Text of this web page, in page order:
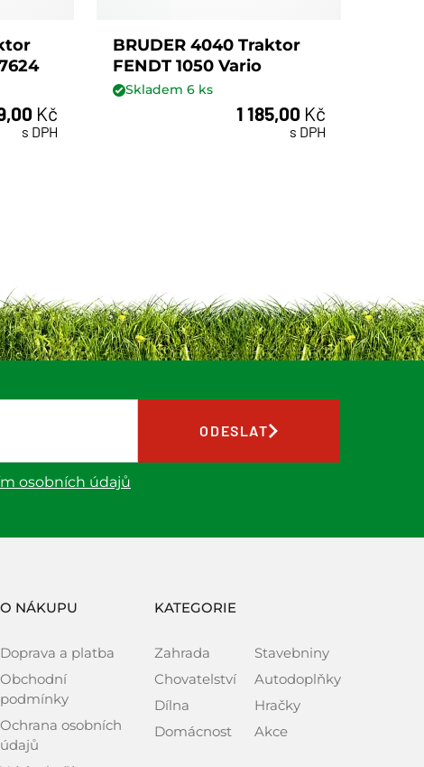
Kč
s DPH
BRUDER 4040 Traktor
FENDT 1050 Vario
Skladem 6ks
1 185,00 Kč
s DPH
osobních údajů
ODESLAT
O NÁKUPU
Doprava a platba
Obchodní
podmínky
Ochrana osobních
údajů
KATEGORIE
Zahrada
Chovatelství
Dílna
Domácnost
Stavebniny
Autodoplňky
Hračky
Akce